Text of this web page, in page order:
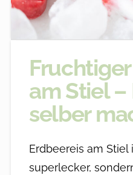
am Stiel
selber
Erdbeereis am Stiel
superlecker,